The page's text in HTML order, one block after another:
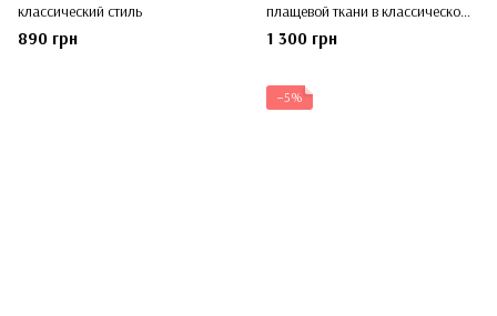
классический стиль
890 грн
плащевой ткани в классическом
стиле
1 300 грн
−5%